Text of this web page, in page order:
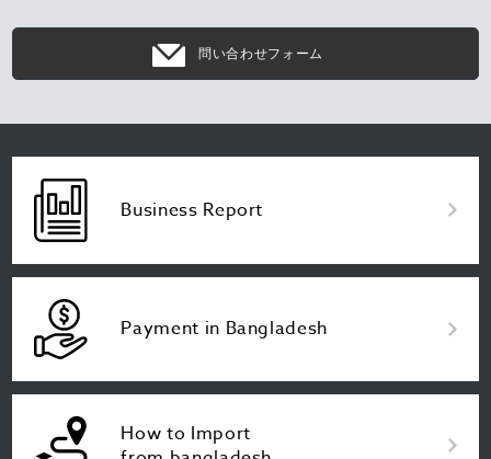
問い合わせフォーム
Business Report
Payment in Bangladesh
How to Import